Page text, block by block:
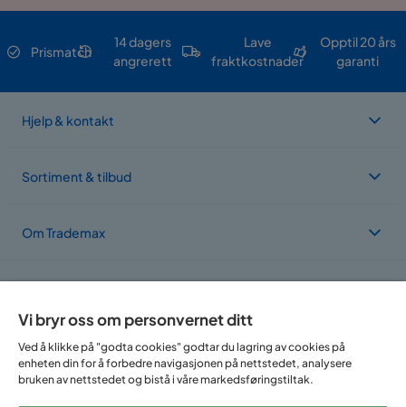
Prismatch
14 dagers
angrerett
Lave
fraktkostnader
Opptil 20 års
garanti
Hjelp & kontakt
Sortiment & tilbud
Om Trademax
Vi bryr oss om personvernet ditt
Ved å klikke på "godta cookies" godtar du lagring av cookies på
enheten din for å forbedre navigasjonen på nettstedet, analysere
bruken av nettstedet og bistå i våre markedsføringstiltak.